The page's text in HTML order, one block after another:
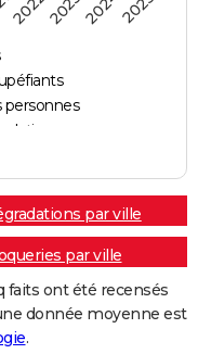
personnes
par ville
par ville
faits ont été recensés
donnée moyenne est
.